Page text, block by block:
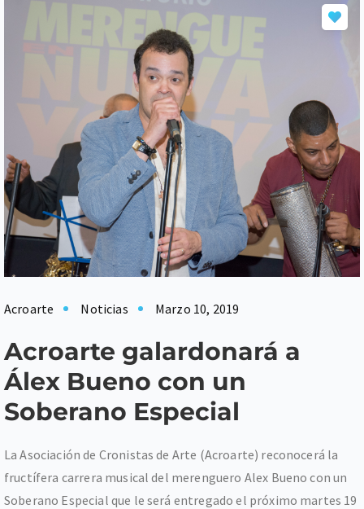
Acroarte Noticias Marzo 10, 2019
Acroarte galardonará a
Álex Bueno con un
Soberano Especial
La Asociación de Cronistas de Arte (Acroarte) reconocerá la
fructífera carrera musical del merenguero Alex Bueno con un
Soberano Especial que le será entregado el próximo martes 19